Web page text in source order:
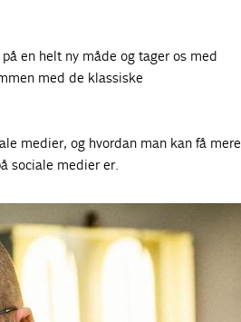
en helt ny måde og tager os med
med de klassiske
medier, og hvordan man kan få mere
sociale medier er.